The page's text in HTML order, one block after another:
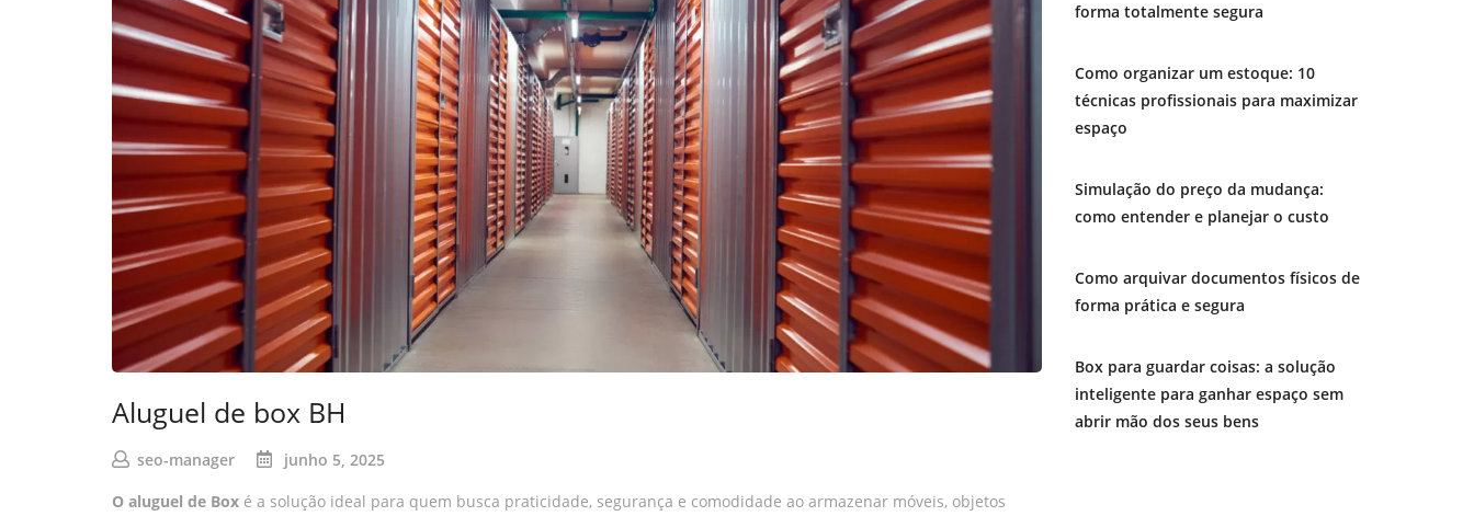
Aluguel de box BH
seo-manager
junho 5, 2025
O aluguel de Box é a solução ideal para quem busca praticidade, segurança e comodidade ao armazenar móveis, objetos
forma totalmente segura
Como organizar um estoque: 10
técnicas profissionais para maximizar
espaço
Simulação do preço da mudança:
como entender e planejar o custo
Como arquivar documentos físicos de
forma prática e segura
Box para guardar coisas: a solução
inteligente para ganhar espaço sem
abrir mão dos seus bens